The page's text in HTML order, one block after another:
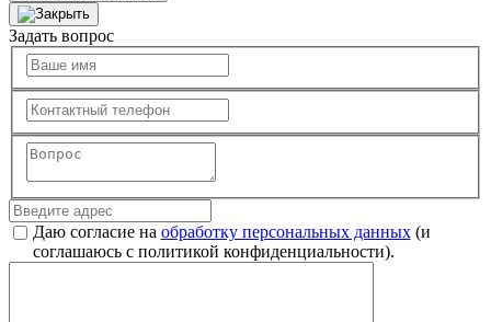
Задать вопрос
Даю согласие на обработку персональных данных(и
соглашаюсь с политикой конфиденциальности).